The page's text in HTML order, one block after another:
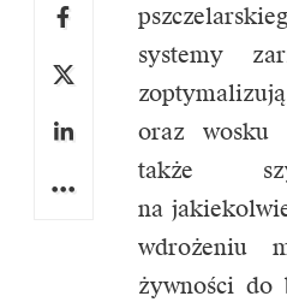
systemy
oraz wosku
także
na
wdrożeniu
żywności do